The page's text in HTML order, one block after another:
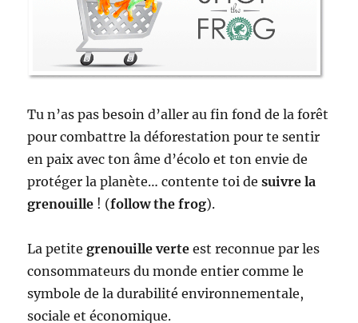
Tu n’as pas besoin d’aller au fin fond de la forêt
pour combattre la déforestation pour te sentir
en paix avec ton âme d’écolo et ton envie de
protéger la planète… contente toi desuivre la
grenouille ! (follow the frog).
La petitegrenouille verteest reconnue par les
consommateurs du monde entier comme le
symbole de la durabilité environnementale,
sociale et économique.